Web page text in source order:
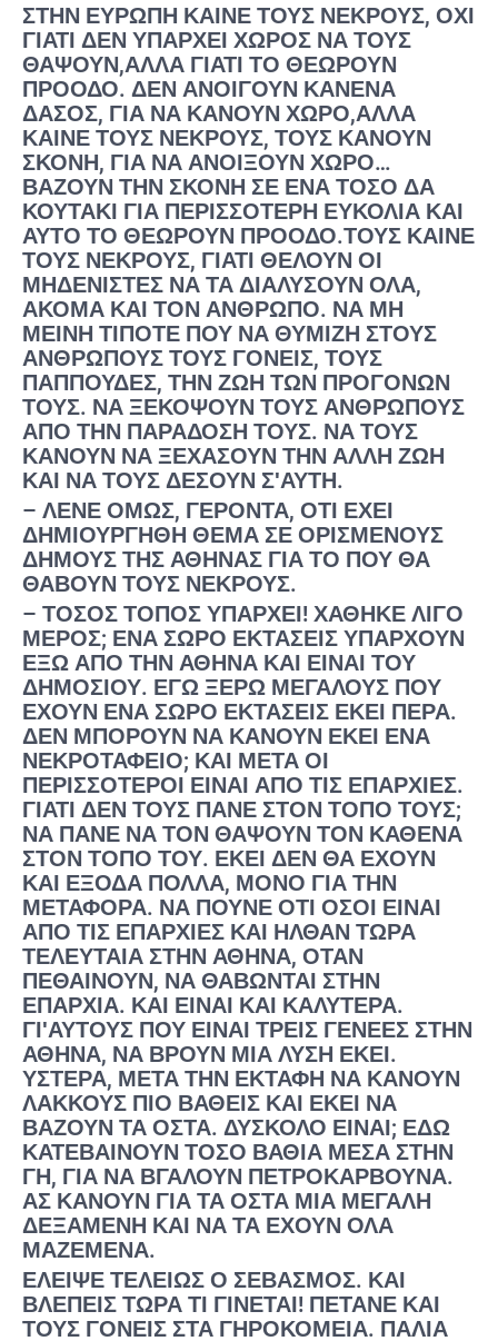
ΣΤΗΝ ΕΥΡΏΠΗ ΚΑΊΝΕ ΤΟΥΣ ΝΕΚΡΟΎΣ, ΌΧΙ
ΓΙΑΤΊ ΔΕΝ ΥΠΆΡΧΕΙ ΧΏΡΟΣ ΝΑ ΤΟΥΣ
ΘΆΨΟΥΝ,ΑΛΛΆ ΓΙΑΤΊ ΤΟ ΘΕΩΡΟΎΝ
ΠΡΌΟΔΟ. ΔΕΝ ΑΝΟΊΓΟΥΝ ΚΑΝΈΝΑ
ΔΆΣΟΣ, ΓΙΑ ΝΑ ΚΆΝΟΥΝ ΧΏΡΟ,ΑΛΛΆ
ΚΑΊΝΕ ΤΟΥΣ ΝΕΚΡΟΎΣ, ΤΟΥΣ ΚΆΝΟΥΝ
ΣΚΌΝΗ, ΓΙΑ ΝΑ ΑΝΟΊΞΟΥΝ ΧΏΡΟ…
ΒΆΖΟΥΝ ΤΗΝ ΣΚΌΝΗ ΣΕ ΈΝΑ ΤΌΣΟ ΔΆ
ΚΟΥΤΆΚΙ ΓΙΑ ΠΕΡΙΣΣΌΤΕΡΗ ΕΥΚΟΛΊΑ ΚΑΙ
ΑΥΤΌ ΤΟ ΘΕΩΡΟΎΝ ΠΡΌΟΔΟ.ΤΟΥΣ ΚΑΊΝΕ
ΤΟΥΣ ΝΕΚΡΟΎΣ, ΓΙΑΤΊ ΘΈΛΟΥΝ ΟΙ
ΜΗΔΕΝΙΣΤΈΣ ΝΑ ΤΑ ΔΙΑΛΎΣΟΥΝ ΌΛΑ,
ΑΚΌΜΑ ΚΑΙ ΤΟΝ ΆΝΘΡΩΠΟ. ΝΑ ΜΗ
ΜΕΊΝΗ ΤΊΠΟΤΕ ΠΟΥ ΝΑ ΘΥΜΊΖΗ ΣΤΟΥΣ
ΑΝΘΡΏΠΟΥΣ ΤΟΥΣ ΓΟΝΕΊΣ, ΤΟΥΣ
ΠΑΠΠΟΎΔΕΣ, ΤΗΝ ΖΩΉ ΤΩΝ ΠΡΟΓΌΝΩΝ
ΤΟΥΣ. ΝΑ ΞΕΚΌΨΟΥΝ ΤΟΥΣ ΑΝΘΡΏΠΟΥΣ
ΑΠΌ ΤΗΝ ΠΑΡΆΔΟΣΉ ΤΟΥΣ. ΝΑ ΤΟΥΣ
ΚΆΝΟΥΝ ΝΑ ΞΕΧΆΣΟΥΝ ΤΗΝ ΆΛΛΗ ΖΩΉ
ΚΑΙ ΝΑ ΤΟΥΣ ΔΈΣΟΥΝ ΣʹΑΥΤΉ.
– ΛΈΝΕ ΌΜΩΣ, ΓΈΡΟΝΤΑ, ΌΤΙ ΈΧΕΙ
ΔΗΜΙΟΥΡΓΗΘΉ ΘΈΜΑ ΣΕ ΟΡΙΣΜΈΝΟΥΣ
ΔΉΜΟΥΣ ΤΗΣ ΑΘΉΝΑΣ ΓΙΑ ΤΟ ΠΟΥ ΘΑ
ΘΆΒΟΥΝ ΤΟΥΣ ΝΕΚΡΟΎΣ.
– ΤΌΣΟΣ ΤΌΠΟΣ ΥΠΆΡΧΕΙ! ΧΆΘΗΚΕ ΛΊΓΟ
ΜΈΡΟΣ; ΈΝΑ ΣΩΡΌ ΕΚΤΆΣΕΙΣ ΥΠΆΡΧΟΥΝ
ΈΞΩ ΑΠΌ ΤΗΝ ΑΘΉΝΑ ΚΑΙ ΕΊΝΑΙ ΤΟΥ
ΔΗΜΟΣΊΟΥ. ΕΓΏ ΞΈΡΩ ΜΕΓΆΛΟΥΣ ΠΟΥ
ΈΧΟΥΝ ΈΝΑ ΣΩΡΌ ΕΚΤΆΣΕΙΣ ΕΚΕΊ ΠΈΡΑ.
ΔΕΝ ΜΠΟΡΟΎΝ ΝΑ ΚΆΝΟΥΝ ΕΚΕΊ ΈΝΑ
ΝΕΚΡΟΤΑΦΕΊΟ; ΚΑΙ ΜΕΤΆ ΟΙ
ΠΕΡΙΣΣΌΤΕΡΟΙ ΕΊΝΑΙ ΑΠΌ ΤΙΣ ΕΠΑΡΧΊΕΣ.
ΓΙΑΤΊ ΔΕΝ ΤΟΥΣ ΠΆΝΕ ΣΤΟΝ ΤΌΠΟ ΤΟΥΣ;
ΝΑ ΠΆΝΕ ΝΑ ΤΟΝ ΘΆΨΟΥΝ ΤΟΝ ΚΑΘΈΝΑ
ΣΤΟΝ ΤΌΠΟ ΤΟΥ. ΕΚΕΊ ΔΕΝ ΘΑ ΈΧΟΥΝ
ΚΑΙ ΈΞΟΔΑ ΠΟΛΛΆ, ΜΌΝΟ ΓΙΑ ΤΗΝ
ΜΕΤΑΦΟΡΆ. ΝΑ ΠΟΎΝΕ ΌΤΙ ΌΣΟΙ ΕΊΝΑΙ
ΑΠΌ ΤΙΣ ΕΠΑΡΧΊΕΣ ΚΑΙ ΉΛΘΑΝ ΤΏΡΑ
ΤΕΛΕΥΤΑΊΑ ΣΤΗΝ ΑΘΉΝΑ, ΌΤΑΝ
ΠΕΘΑΊΝΟΥΝ, ΝΑ ΘΆΒΩΝΤΑΙ ΣΤΗΝ
ΕΠΑΡΧΊΑ. ΚΑΙ ΕΊΝΑΙ ΚΑΙ ΚΑΛΎΤΕΡΑ.
ΓΙʹΑΥΤΟΎΣ ΠΟΥ ΕΊΝΑΙ ΤΡΕΙΣ ΓΕΝΕΈΣ ΣΤΗΝ
ΑΘΉΝΑ, ΝΑ ΒΡΟΥΝ ΜΊΑ ΛΎΣΗ ΕΚΕΊ.
ΎΣΤΕΡΑ, ΜΕΤΆ ΤΗΝ ΕΚΤΑΦΉ ΝΑ ΚΆΝΟΥΝ
ΛΆΚΚΟΥΣ ΠΙΟ ΒΑΘΕΊΣ ΚΑΙ ΕΚΕΊ ΝΑ
ΒΆΖΟΥΝ ΤΑ ΟΣΤΆ. ΔΎΣΚΟΛΟ ΕΊΝΑΙ; ΕΔΏ
ΚΑΤΕΒΑΊΝΟΥΝ ΤΌΣΟ ΒΑΘΙΆ ΜΈΣΑ ΣΤΗΝ
ΓΉ, ΓΙΑ ΝΑ ΒΓΆΛΟΥΝ ΠΕΤΡΟΚΆΡΒΟΥΝΑ.
ΑΣ ΚΆΝΟΥΝ ΓΙΑ ΤΑ ΟΣΤΆ ΜΊΑ ΜΕΓΆΛΗ
ΔΕΞΑΜΕΝΉ ΚΑΙ ΝΑ ΤΑ ΈΧΟΥΝ ΌΛΑ
ΜΑΖΕΜΈΝΑ.
ΈΛΕΙΨΕ ΤΕΛΕΊΩΣ Ο ΣΕΒΑΣΜΌΣ. ΚΑΙ
ΒΛΈΠΕΙΣ ΤΏΡΑ ΤΊ ΓΊΝΕΤΑΙ! ΠΕΤΆΝΕ ΚΑΙ
ΤΟΥΣ ΓΟΝΕΊΣ ΣΤΑ ΓΗΡΟΚΟΜΕΊΑ. ΠΑΛΙΆ